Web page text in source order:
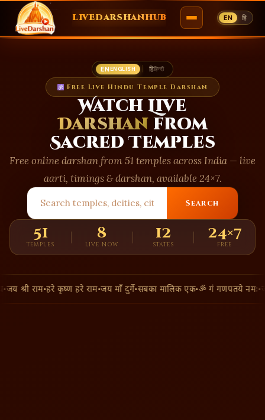
LIVEDARSHANHUB EN हि
ENENGLISH हिहिन्दी
Free Live Hindu Temple Darshan
Watch Live
Darshan from
Sacred Temples
Free online darshan from 51 temples across India — live
aarti, timings & darshan, available 24×7.
Search
51
TEMPLES
8
LIVE NOW
12
STATES
24×7
FREE
जय श्री राम•हरे कृष्ण हरे राम•जय माँ दुर्गे•सबका मालिक एक•ॐ गं गणपतये नमः•